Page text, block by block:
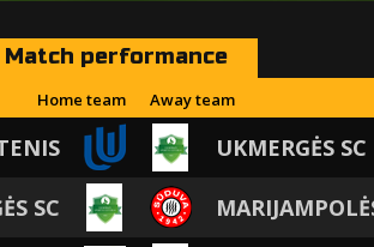
Match performance
Home team Away team
UKMERGĖS SC
SC